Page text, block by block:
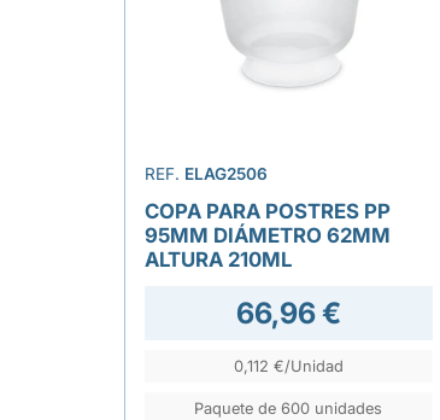
REF. ELAG2506
COPA PARA POSTRES PP
95MM DIÁMETRO 62MM
ALTURA 210ML
66,96 €
0,112 €/Unidad
Paquete de 600 unidades